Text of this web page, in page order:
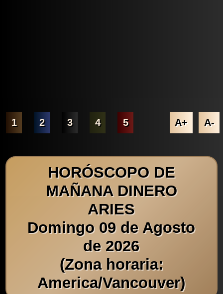
1 2 3 4 5 A+ A-
HORÓSCOPO DE
MAÑANA DINERO
ARIES
Domingo 09 de Agosto
de 2026
(Zona horaria:
America/Vancouver)